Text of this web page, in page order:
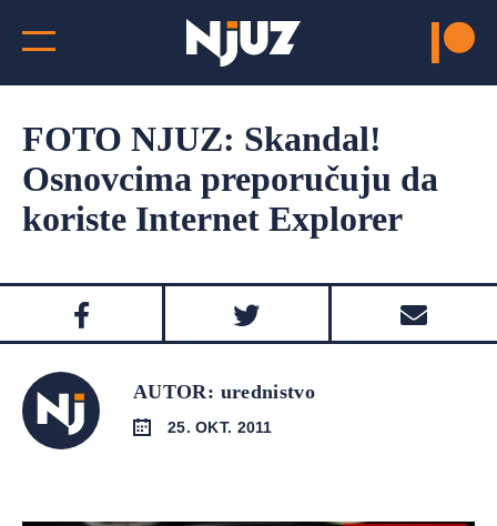
FOTO NJUZ: Skandal!
Osnovcima preporučuju da
koriste Internet Explorer
AUTOR: urednistvo
25. OKT. 2011